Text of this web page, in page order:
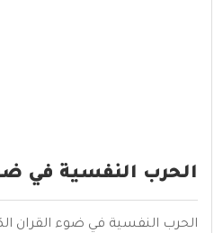
الحرب النفسية في
الحرب النفسية في ضوء القران